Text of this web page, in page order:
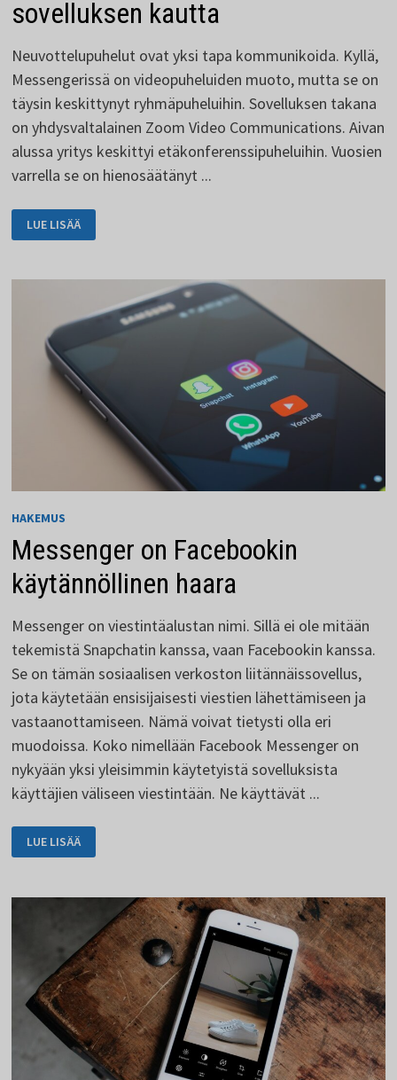
sovelluksen kautta
Neuvottelupuhelut ovat yksi tapa kommunikoida. Kyllä,
Messengerissä on videopuheluiden muoto, mutta se on
täysin keskittynyt ryhmäpuheluihin. Sovelluksen takana
on yhdysvaltalainen Zoom Video Communications. Aivan
alussa yritys keskittyi etäkonferenssipuheluihin. Vuosien
varrella se on hienosäätänyt ...
NEUVOTTELUPUHELUT
ZOOM-
SOVELLUKSEN
LUE LISÄÄ
HAKEMUS
Messenger on Facebookin
käytännöllinen haara
Messenger on viestintäalustan nimi. Sillä ei ole mitään
tekemistä Snapchatin kanssa, vaan Facebookin kanssa.
Se on tämän sosiaalisen verkoston liitännäissovellus,
jota käytetään ensisijaisesti viestien lähettämiseen ja
vastaanottamiseen. Nämä voivat tietysti olla eri
muodoissa. Koko nimellään Facebook Messenger on
nykyään yksi yleisimmin käytetyistä sovelluksista
käyttäjien väliseen viestintään. Ne käyttävät ...
MESSENGER
ON
FACEBOOKIN
LUE LISÄÄ